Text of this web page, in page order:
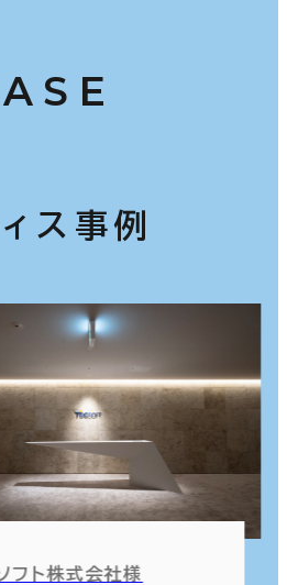
ス事例
フト株式会社様